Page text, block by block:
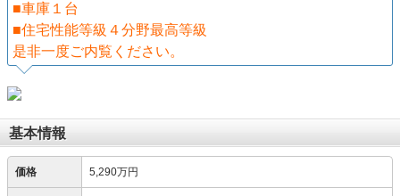
■車庫１台
■住宅性能等級４分野最高等級
是非一度ご内覧ください。
基本情報
価格 5,290万円